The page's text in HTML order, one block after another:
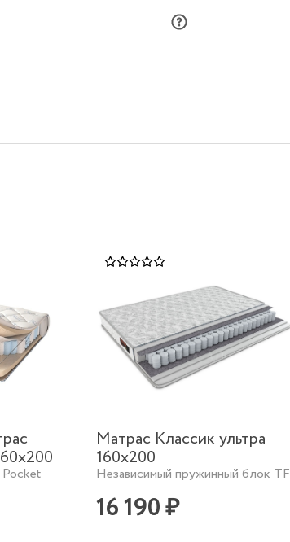
Матрас Классик ультра
160х200
Независимый пружинный блок
16 190 ₽